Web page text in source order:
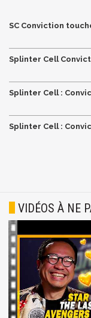
SC Conviction
Splinter Cell
Splinter Cell :
Splinter Cell :
VIDÉOS À NE